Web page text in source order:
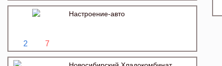
2 7
Настроение-авто